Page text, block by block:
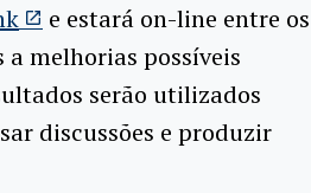
e estará on-line entre os
a melhorias possíveis
serão utilizados
discussões e produzir